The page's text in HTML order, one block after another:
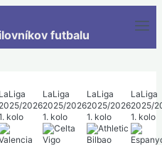
futbalu
LaLiga
2025/2026
kolo
LaLiga
2025/2026
1. kolo
LaLiga
2025/2026
1. kolo
LaLiga
2025/
1. kolo